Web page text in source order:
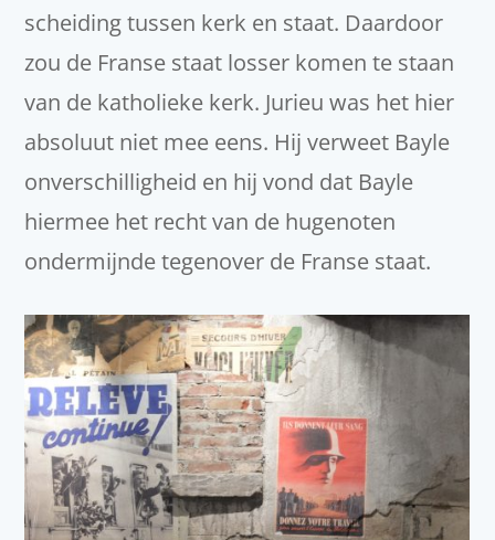
scheiding tussen kerk en staat. Daardoor
zou de Franse staat losser komen te staan
van de katholieke kerk. Jurieu was het hier
absoluut niet mee eens. Hij verweet Bayle
onverschilligheid en hij vond dat Bayle
hiermee het recht van de hugenoten
ondermijnde tegenover de Franse staat.